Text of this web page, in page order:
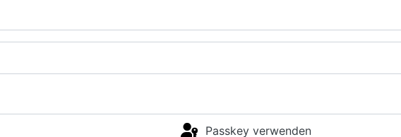
Passkey verwenden